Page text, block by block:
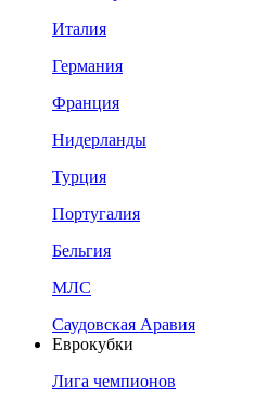
Италия
Германия
Франция
Нидерланды
Турция
Португалия
Бельгия
МЛС
Саудовская Аравия
Еврокубки
Лига чемпионов